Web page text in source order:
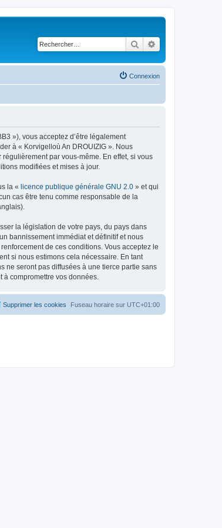
Rechercher
Connexion
»), vous acceptez d’être légalement
à « Korvigelloù An DROUIZIG ». Nous
par vous-même. En effet, si vous
modifiées et mises à jour.
la « licence publique générale GNU 2.0 » et qui
cas être tenu comme responsable de la
la législation de votre pays, du pays dans
bannissement immédiat et définitif et nous
de ces conditions. Vous acceptez le
si nous estimons cela nécessaire. En tant
ne seront pas diffusées à une tierce partie sans
compromettre vos données.
Fuseau horaire sur UTC+01:00
Supprimer les cookies